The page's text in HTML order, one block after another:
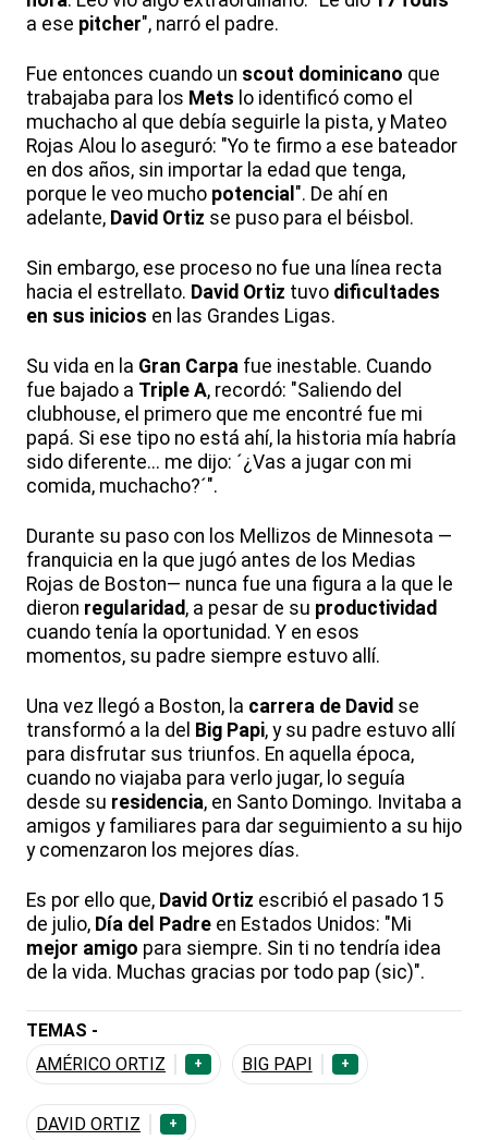
a ese pitcher", narró el padre.
Fue entonces cuando un scout dominicano que
trabajaba para los Mets lo identificó como el
muchacho al que debía seguirle la pista, y Mateo
Rojas Alou lo aseguró: "Yo te firmo a ese bateador
en dos años, sin importar la edad que tenga,
porque le veo mucho potencial ". De ahí en
adelante, David Ortiz se puso para el béisbol.
Sin embargo, ese proceso no fue una línea recta
hacia el estrellato. David Ortiz tuvo dificultades
en sus inicios en las Grandes Ligas.
Su vida en la Gran Carpa fue inestable. Cuando
fue bajado a Triple A, recordó: "Saliendo del
clubhouse, el primero que me encontré fue mi
papá. Si ese tipo no está ahí, la historia mía habría
sido diferente... me dijo: ´¿Vas a jugar con mi
comida, muchacho?´".
Durante su paso con los Mellizos de Minnesota —
franquicia en la que jugó antes de los Medias
Rojas de Boston— nunca fue una figura a la que le
dieron regularidad , a pesar de su productividad
cuando tenía la oportunidad. Y en esos
momentos, su padre siempre estuvo allí.
Una vez llegó a Boston, la carrera de David se
transformó a la del Big Papi, y su padre estuvo allí
para disfrutar sus triunfos. En aquella época,
cuando no viajaba para verlo jugar, lo seguía
desde su residencia, en Santo Domingo. Invitaba a
amigos y familiares para dar seguimiento a su hijo
y comenzaron los mejores días.
Es por ello que, David Ortiz escribió el pasado 15
de julio, Día del Padre en Estados Unidos: "Mi
mejor amigo para siempre. Sin ti no tendría idea
de la vida. Muchas gracias por todo pap (sic)".
TEMAS -
AMÉRICO ORTIZ
+ BIG PAPI +
DAVID ORTIZ +